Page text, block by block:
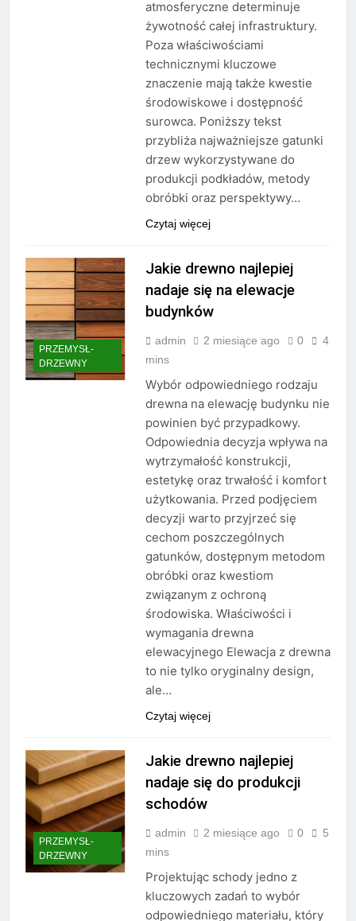
atmosferyczne determinuje
żywotność całej infrastruktury.
Poza właściwościami
technicznymi kluczowe
znaczenie mają także kwestie
środowiskowe i dostępność
surowca. Poniższy tekst
przybliża najważniejsze gatunki
drzew wykorzystywane do
produkcji podkładów, metody
obróbki oraz perspektywy…
Czytaj więcej
PRZEMYSŁ-
DRZEWNY
Jakie drewno najlepiej
nadaje się na elewacje
budynków
admin 2 miesiące ago 0
4
mins
Wybór odpowiedniego rodzaju
drewna na elewację budynku nie
powinien być przypadkowy.
Odpowiednia decyzja wpływa na
wytrzymałość konstrukcji,
estetykę oraz trwałość i komfort
użytkowania. Przed podjęciem
decyzji warto przyjrzeć się
cechom poszczególnych
gatunków, dostępnym metodom
obróbki oraz kwestiom
związanym z ochroną
środowiska. Właściwości i
wymagania drewna
elewacyjnego Elewacja z drewna
to nie tylko oryginalny design,
ale…
Czytaj więcej
PRZEMYSŁ-
DRZEWNY
Jakie drewno najlepiej
nadaje się do produkcji
schodów
admin 2 miesiące ago 0
5
mins
Projektując schody jedno z
kluczowych zadań to wybór
odpowiedniego materiału, który